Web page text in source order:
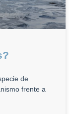
de
frente a